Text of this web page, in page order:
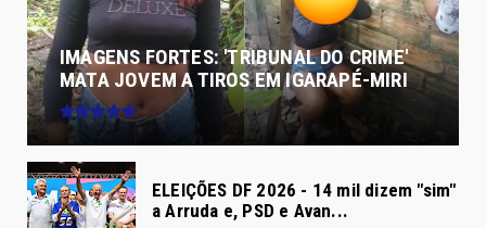
IMAGENS FORTES: 'TRIBUNAL DO CRIME'
MATA JOVEM A TIROS EM IGARAPÉ-MIRI
ELEIÇÕES DF 2026 - 14 mil dizem "sim"
a Arruda e, PSD e Avan...